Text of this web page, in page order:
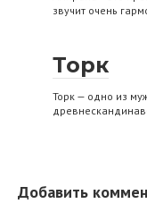
звучит очень
Торк
Торк — одно из
Добавить